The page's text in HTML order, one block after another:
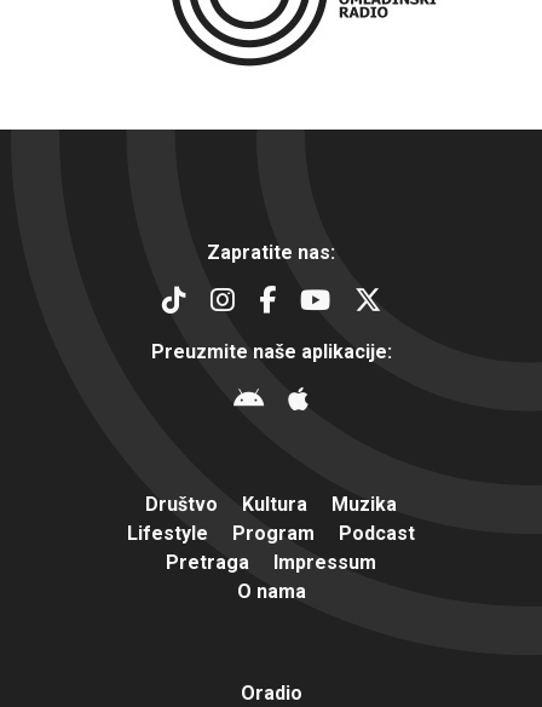
Zapratite nas:
Preuzmite naše aplikacije:
Društvo Kultura
Muzika
Lifestyle
Program
Podcast
Pretraga
Impressum
O nama
Oradio